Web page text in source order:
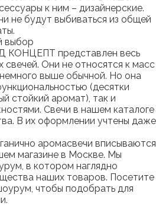
к ним – дизайнерские.
не будут выбиваться из общей
выбор
КОНЦЕПТ представлен весь
свечей. Они не относятся к масс
выше обычной. Но она
(десятки
стойкий аромат), так и
Свечи в нашем каталоге
В их оформлении учтены даже
аромасвечи вписываются
магазине в Москве. Мы
в котором наглядно
наших товаров. Посетите
чтобы подобрать для